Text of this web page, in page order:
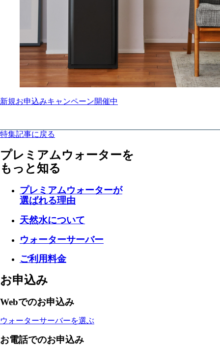
新規お申込みキャンペーン開催中
特集記事に戻る
プレミアムウォーターを
もっと知る
プレミアムウォーターが
選ばれる理由
天然水について
ウォーターサーバー
ご利用料金
お申込み
Webでのお申込み
ウォーターサーバーを選ぶ
お電話でのお申込み